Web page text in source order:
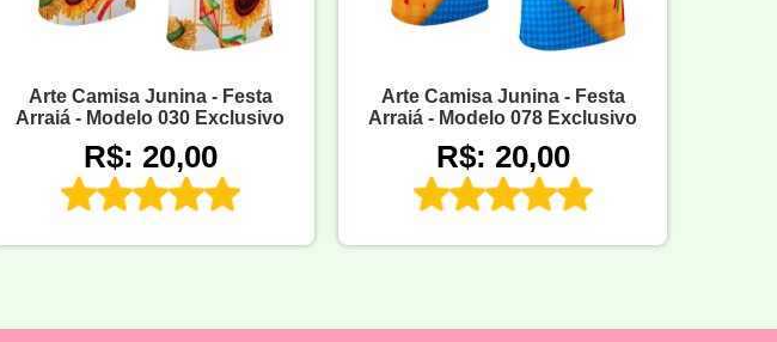
Arte Camisa Junina - Festa
Arraiá - Modelo 030 Exclusivo
R$: 20,00
Arte Camisa Junina - Festa
Arraiá - Modelo 078 Exclusivo
R$: 20,00